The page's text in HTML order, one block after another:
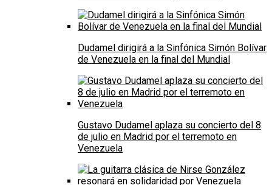
Dudamel dirigirá a la Sinfónica Simón Bolívar
de Venezuela en la final del Mundial
Gustavo Dudamel aplaza su concierto del 8
de julio en Madrid por el terremoto en
Venezuela